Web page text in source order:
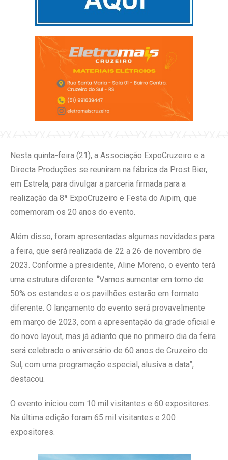
Nesta quinta-feira (21), a Associação ExpoCruzeiro e a
Directa Produções se reuniram na fábrica da Prost Bier,
em Estrela, para divulgar a parceria firmada para a
realização da 8ª ExpoCruzeiro e Festa do Aipim, que
comemoram os 20 anos do evento.
Além disso, foram apresentadas algumas novidades para
a feira, que será realizada de 22 a 26 de novembro de
2023. Conforme a presidente, Aline Moreno, o evento terá
uma estrutura diferente. “Vamos aumentar em torno de
50% os estandes e os pavilhões estarão em formato
diferente. O lançamento do evento será provavelmente
em março de 2023, com a apresentação da grade oficial e
do novo layout, mas já adianto que no primeiro dia da feira
será celebrado o aniversário de 60 anos de Cruzeiro do
Sul, com uma programação especial, alusiva a data”,
destacou.
O evento iniciou com 10 mil visitantes e 60 expositores.
Na última edição foram 65 mil visitantes e 200
expositores.